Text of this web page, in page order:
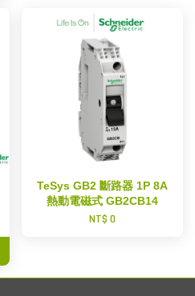
TeSys GB2 斷路器 1P 8A
熱動電磁式 GB2CB14
NT$ 0